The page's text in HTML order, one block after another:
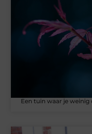
Een tuin waar je